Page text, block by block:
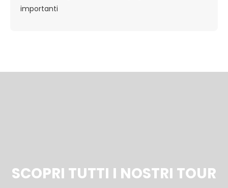
importanti
SCOPRI TUTTI I NOSTRI TOUR